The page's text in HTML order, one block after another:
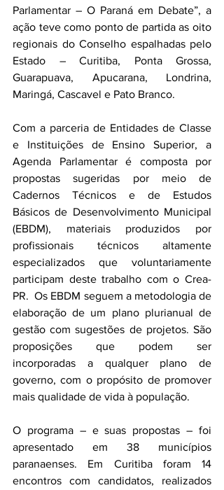
Parlamentar – O Paraná em Debate”, a
ação teve como ponto de partida as oito
regionais do Conselho espalhadas pelo
Estado – Curitiba, Ponta Grossa,
Guarapuava, Apucarana, Londrina,
Maringá, Cascavel e Pato Branco.
Com a parceria de Entidades de Classe
e Instituições de Ensino Superior, a
Agenda Parlamentar é composta por
propostas sugeridas por meio de
Cadernos Técnicos e de Estudos
Básicos de Desenvolvimento Municipal
(EBDM), materiais produzidos por
profissionais técnicos altamente
especializados que voluntariamente
participam deste trabalho com o Crea-
PR.  Os EBDM seguem a metodologia de
elaboração de um plano plurianual de
gestão com sugestões de projetos. São
proposições que podem ser
incorporadas a qualquer plano de
governo, com o propósito de promover
mais qualidade de vida à população.
O programa – e suas propostas – foi
apresentado em 38 municípios
paranaenses. Em Curitiba foram 14
encontros com candidatos, realizados